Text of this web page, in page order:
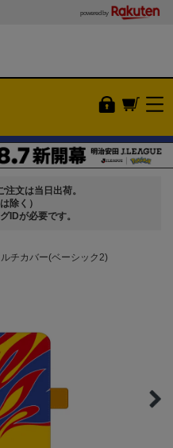
powered by
文は当日出荷。
除く）
IDが必要です。
チカバー(ベーシック2)